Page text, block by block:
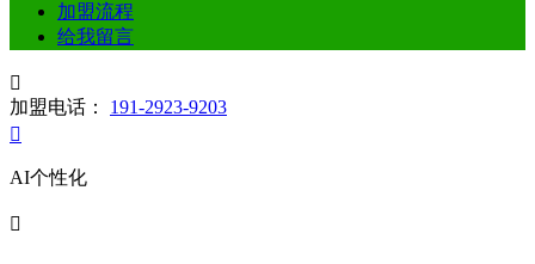
加盟流程
给我留言

加盟电话： 191-2923-9203

AI个性化
